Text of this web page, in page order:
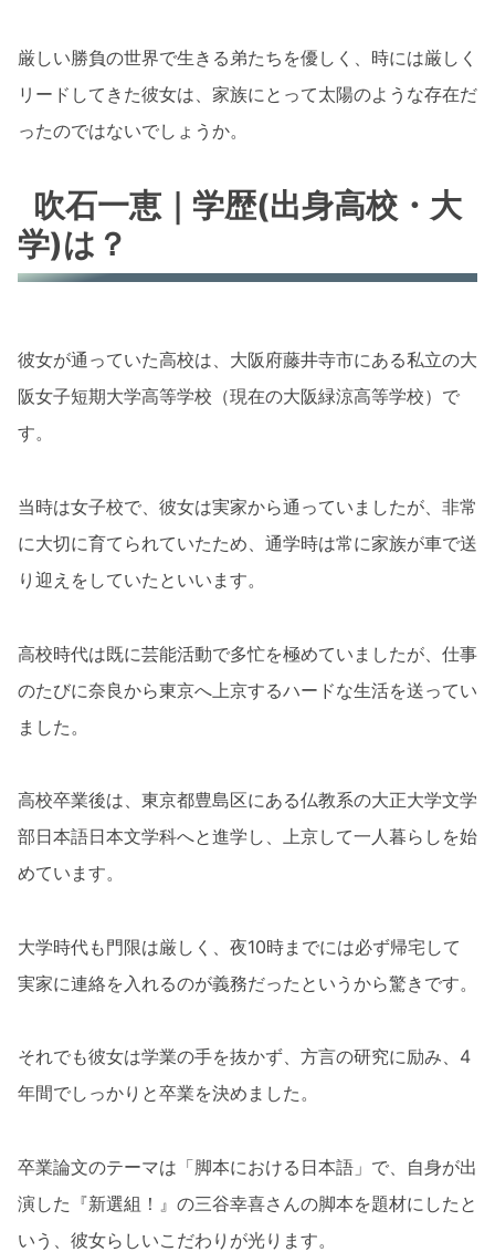
厳しい勝負の世界で生きる弟たちを優しく、時には厳しく
リードしてきた彼女は、家族にとって太陽のような存在だ
ったのではないでしょうか。
吹石一恵｜学歴(出身高校・大
学)は？
彼女が通っていた高校は、大阪府藤井寺市にある私立の大
阪女子短期大学高等学校（現在の大阪緑涼高等学校）で
す。
当時は女子校で、彼女は実家から通っていましたが、非常
に大切に育てられていたため、通学時は常に家族が車で送
り迎えをしていたといいます。
高校時代は既に芸能活動で多忙を極めていましたが、仕事
のたびに奈良から東京へ上京するハードな生活を送ってい
ました。
高校卒業後は、東京都豊島区にある仏教系の大正大学文学
部日本語日本文学科へと進学し、上京して一人暮らしを始
めています。
大学時代も門限は厳しく、夜10時までには必ず帰宅して
実家に連絡を入れるのが義務だったというから驚きです。
それでも彼女は学業の手を抜かず、方言の研究に励み、4
年間でしっかりと卒業を決めました。
卒業論文のテーマは「脚本における日本語」で、自身が出
演した『新選組！』の三谷幸喜さんの脚本を題材にしたと
いう、彼女らしいこだわりが光ります。